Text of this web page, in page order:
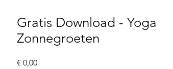
Gratis Download - Yoga
Zonnegroeten
€ 0,00Prijs